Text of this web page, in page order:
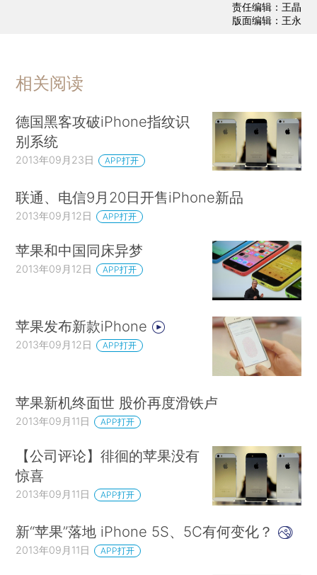
责任编辑：王晶
版面编辑：王永
相关阅读
德国黑客攻破iPhone指纹识
别系统
2013年09月23日 APP打开
联通、电信9月20日开售iPhone新品
2013年09月12日 APP打开
苹果和中国同床异梦
2013年09月12日 APP打开
苹果发布新款iPhone
2013年09月12日 APP打开
苹果新机终面世 股价再度滑铁卢
2013年09月11日 APP打开
【公司评论】徘徊的苹果没有
惊喜
2013年09月11日 APP打开
新“苹果”落地 iPhone 5S、5C有何变化？
2013年09月11日 APP打开